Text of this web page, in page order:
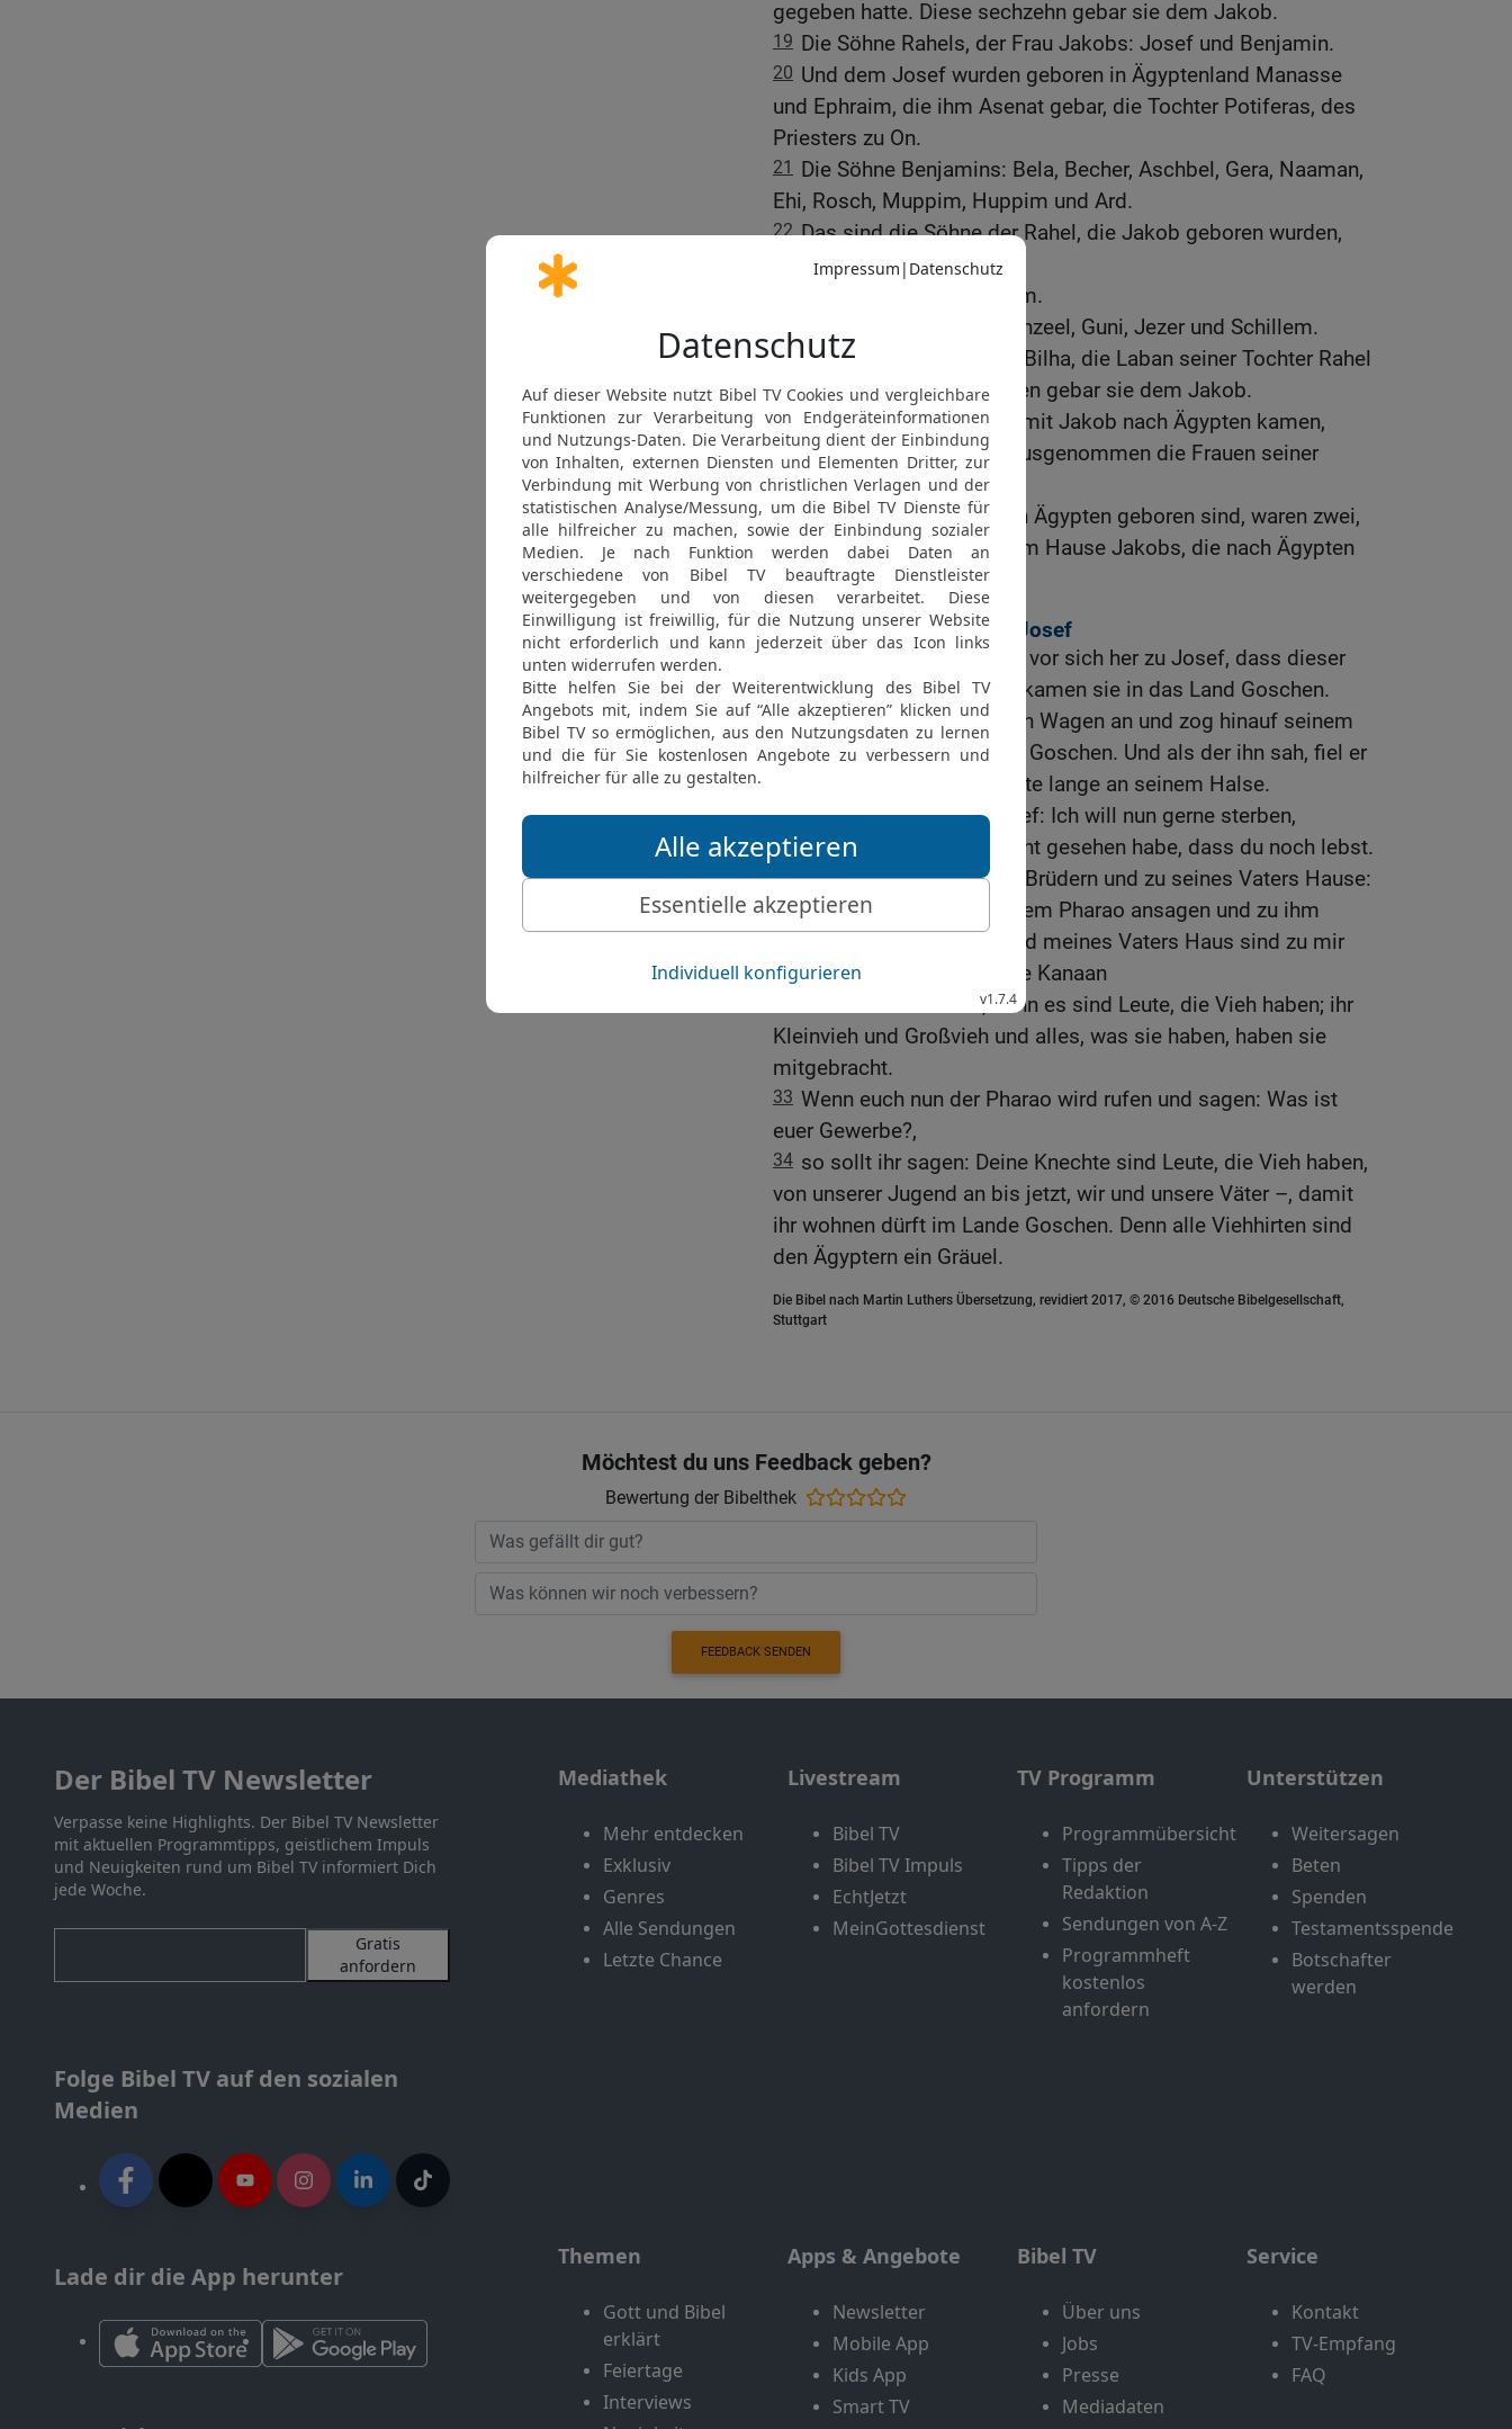
gegeben hatte. Diese sechzehn gebar sie dem Jakob.
19 Die Söhne Rahels, der Frau Jakobs: Josef und Benjamin.
20 Und dem Josef wurden geboren in Ägyptenland Manasse
und Ephraim, die ihm Asenat gebar, die Tochter Potiferas, des
Priesters zu On.
21
Die Söhne Benjamins: Bela, Becher, Aschbel, Gera, Naaman,
Ehi, Rosch, Muppim, Huppim und Ard.
22 Das sind die Söhne der Rahel, die Jakob geboren wurden,
insgesamt vierzehn.
Der Sohn Dans: Schuham.
Die Söhne Naftalis: Jachzeel, Guni, Jezer und Schillem.
25 Das sind die Söhne der Bilha, die Laban seiner Tochter Rahel
gegeben hatte. Diese sieben gebar sie dem Jakob.
26
Alle Nachkommen, die mit Jakob nach Ägypten kamen,
waren sechsundsechzig, ausgenommen die Frauen seiner
Söhne.
27 Die Söhne Josefs, die in Ägypten geboren sind, waren zwei,
sodass alle zusammen vom Hause Jakobs, die nach Ägypten
kamen, siebzig waren.
Jakobs Wiedersehen mit Josef
Und Jakob sandte Juda vor sich her zu Josef, dass dieser
ihm Goschen anwiese. So kamen sie in das Land Goschen.
29 Da spannte Josef seinen Wagen an und zog hinauf seinem
Vater Israel entgegen nach Goschen. Und als der ihn sah, fiel er
ihm um den Hals und weinte lange an seinem Halse.
30 Da sprach Israel zu Josef: Ich will nun gerne sterben,
nachdem ich dein Angesicht gesehen habe, dass du noch lebst.
31 Josef sprach zu seinen Brüdern und zu seines Vaters Hause:
Ich will hinaufziehen und dem Pharao ansagen und zu ihm
sprechen: Meine Brüder und meines Vaters Haus sind zu mir
gekommen aus dem Lande Kanaan
und sind Viehhirten, denn es sind Leute, die Vieh haben; ihr
Kleinvieh und Großvieh und alles, was sie haben, haben sie
mitgebracht.
33 Wenn euch nun der Pharao wird rufen und sagen: Was ist
euer Gewerbe?,
34 so sollt ihr sagen: Deine Knechte sind Leute, die Vieh haben,
von unserer Jugend an bis jetzt, wir und unsere Väter –, damit
ihr wohnen dürft im Lande Goschen. Denn alle Viehhirten sind
den Ägyptern ein Gräuel.
Die Bibel nach Martin Luthers Übersetzung, revidiert 2017, © 2016 Deutsche Bibelgesellschaft,
Stuttgart
Möchtest du uns Feedback geben?
Bewertung der Bibelthek
FEEDBACK SENDEN
Der Bibel TV Newsletter
Verpasse keine Highlights. Der Bibel TV Newsletter
mit aktuellen Programmtipps, geistlichem Impuls
und Neuigkeiten rund um Bibel TV informiert Dich
jede Woche.
Gratis
anfordern
Folge Bibel TV auf den sozialen
Medien
Lade dir die App herunter
Mediathek
Mehr entdecken
Exklusiv
Genres
Alle Sendungen
Letzte Chance
Livestream
Bibel TV
Bibel TV Impuls
EchtJetzt
MeinGottesdienst
TV Programm
Programmübersicht
Tipps der
Redaktion
Sendungen von A-Z
Programmheft
kostenlos
anfordern
Unterstützen
Weitersagen
Beten
Spenden
Testamentsspende
Botschafter
werden
Themen
Gott und Bibel
erklärt
Feiertage
Interviews
Apps & Angebote
Newsletter
Mobile App
Kids App
Smart TV
Bibel TV
Über uns
Jobs
Presse
Mediadaten
Service
Kontakt
TV-Empfang
FAQ